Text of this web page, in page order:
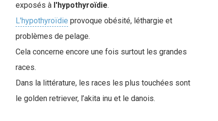
exposés à l'hypothyroïdie.
L'hypothyroïdie provoque obésité, léthargie et
problèmes de pelage.
Cela concerne encore une fois surtout les grandes
races.
Dans la littérature, les races les plus touchées sont
le golden retriever, l’akita inu et le danois.